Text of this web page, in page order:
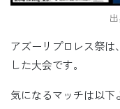
アズーリプロレス祭は
した大会です。
気になるマッチは以下